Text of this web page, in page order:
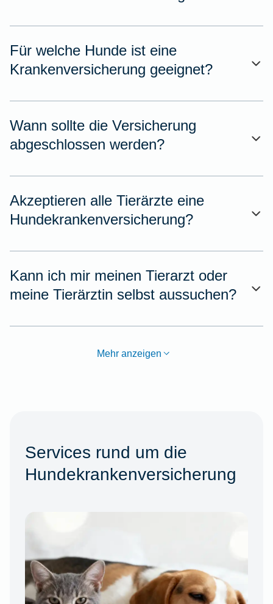
Für welche Hunde ist eine
Krankenversicherung geeignet?
Wann sollte die Versicherung
abgeschlossen werden?
Akzeptieren alle Tierärzte eine
Hundekrankenversicherung?
Kann ich mir meinen Tierarzt oder
meine Tierärztin selbst aussuchen?
Mehr anzeigen
Services rund um die
Hundekrankenversicherung